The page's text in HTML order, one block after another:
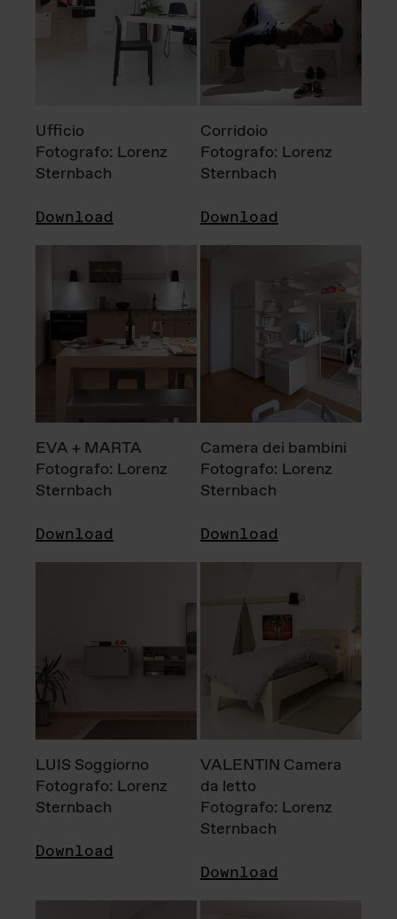
Ufficio
Fotografo: Lorenz
Sternbach
Download
Corridoio
Fotografo: Lorenz
Sternbach
Download
EVA + MARTA
Fotografo: Lorenz
Sternbach
Download
Camera dei bambini
Fotografo: Lorenz
Sternbach
Download
LUIS Soggiorno
Fotografo: Lorenz
Sternbach
Download
VALENTIN Camera
da letto
Fotografo: Lorenz
Sternbach
Download